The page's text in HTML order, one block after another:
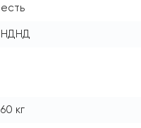
есть
НДНД
60 кг